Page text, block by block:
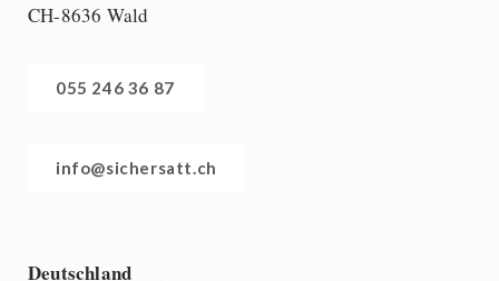
CH-8636 Wald
055 246 36 87
info@sichersatt.ch
Deutschland